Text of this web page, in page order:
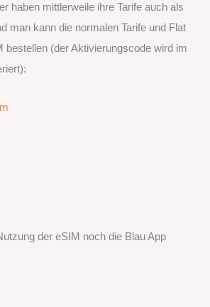
haben mittlerweile ihre Tarife auch als
man kann die normalen Tarife und Flat
bestellen (der Aktivierungscode wird im
der eSIM noch die Blau App